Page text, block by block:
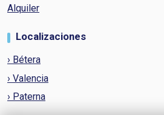
Alquiler
Localizaciones
› Bétera
› Valencia
› Paterna